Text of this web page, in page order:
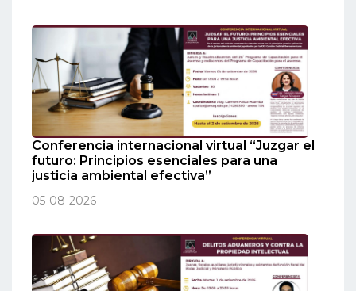
Conferencia internacional virtual “Juzgar el
futuro: Principios esenciales para una
justicia ambiental efectiva”
05-08-2026